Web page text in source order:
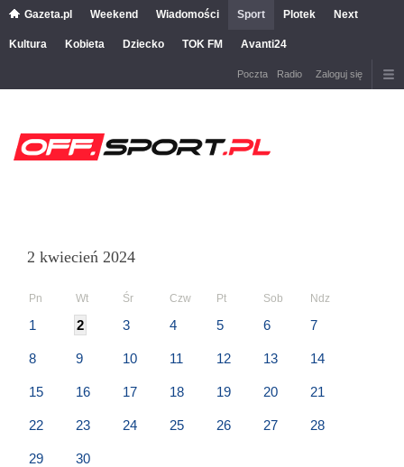
Gazeta.pl Weekend Wiadomości Sport Plotek Next
Kultura Kobieta Dziecko TOK FM Avanti24
Poczta Radio Zaloguj się
2 kwiecień 2024
Pn Wt Śr Czw Pt Sob Ndz
1 2 3 4 5 6 7
8 9 10 11 12 13 14
15 16 17 18 19 20 21
22 23 24 25 26 27 28
29 30